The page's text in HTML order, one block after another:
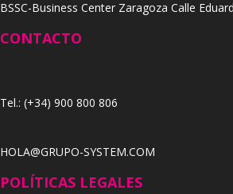
BSSC-Business Center Zaragoza Calle
CONTACTO
Tel.: (+34) 900 800 806
HOLA@GRUPO-SYSTEM.COM
POLÍTICAS LEGALES